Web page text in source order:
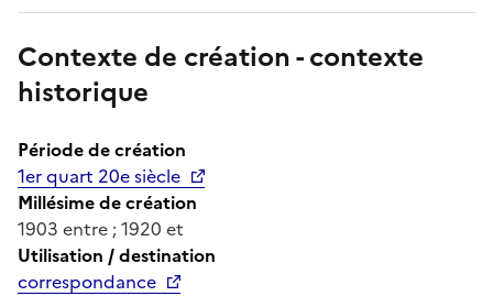
Contexte de création - contexte
historique
Période de création
1er quart 20e siècle
Millésime de création
1903 entre ; 1920 et
Utilisation / destination
correspondance